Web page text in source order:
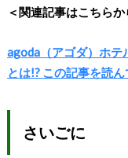
＜関連記事はこちらか
agoda（アゴダ）ホテ
とは!? この記事を読ん
さいごに